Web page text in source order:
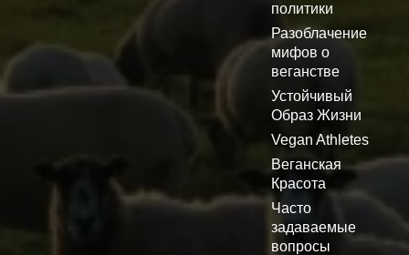
политики
Разоблачение
мифов о
веганстве
Устойчивый
Образ Жизни
Vegan Athletes
Веганская
Красота
Часто
задаваемые
вопросы